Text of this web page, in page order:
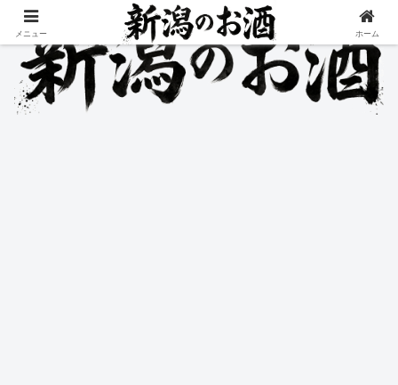
メニュー ホーム